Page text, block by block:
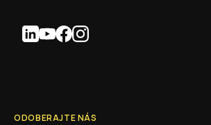
ODOBERAJTE NÁS